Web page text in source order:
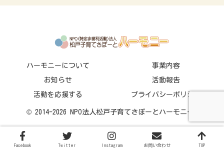
ハーモニーについて 事業内容
お知らせ 活動報告
活動を応援する プライバシーポリシー
© 2014-2026 NPO法人松戸子育てさぽーとハーモニー.
Facebook Twitter Instagram お問い合わせ TOP